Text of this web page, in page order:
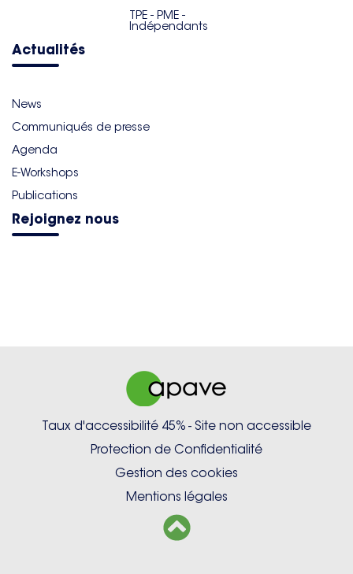
TPE - PME -
Indépendants
Actualités
News
Communiqués de presse
Agenda
E-Workshops
Publications
Rejoignez nous
Taux d'accessibilité 45% - Site non accessible
Protection de Confidentialité
Gestion des cookies
Mentions légales